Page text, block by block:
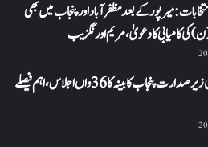
میرپور کے بعد مظفرآباد اور پنجاب میں بھی
کی کامیابی کا دعویٰ، مریم اورنگزیب
مریم نواز کی زیر صدارت پنجاب کابینہ کا 36واں اجلاس،اہم فیصلے